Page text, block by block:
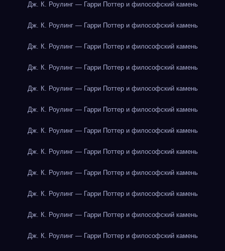
Дж. К. Роулинг — Гарри Поттер и философский камень
Дж. К. Роулинг — Гарри Поттер и философский камень
Дж. К. Роулинг — Гарри Поттер и философский камень
Дж. К. Роулинг — Гарри Поттер и философский камень
Дж. К. Роулинг — Гарри Поттер и философский камень
Дж. К. Роулинг — Гарри Поттер и философский камень
Дж. К. Роулинг — Гарри Поттер и философский камень
Дж. К. Роулинг — Гарри Поттер и философский камень
Дж. К. Роулинг — Гарри Поттер и философский камень
Дж. К. Роулинг — Гарри Поттер и философский камень
Дж. К. Роулинг — Гарри Поттер и философский камень
Дж. К. Роулинг — Гарри Поттер и философский камень